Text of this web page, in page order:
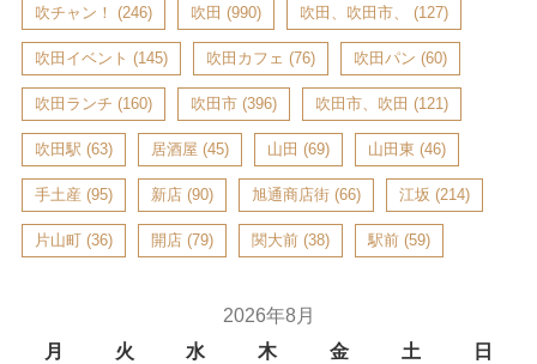
吹チャン！ (246) 吹田 (990) 吹田、吹田市、 (127)
吹田イベント (145) 吹田カフェ (76) 吹田パン (60)
吹田ランチ (160) 吹田市 (396) 吹田市、吹田 (121)
吹田駅 (63) 居酒屋 (45) 山田 (69) 山田東 (46)
手土産 (95) 新店 (90) 旭通商店街 (66) 江坂 (214)
片山町 (36) 開店 (79) 関大前 (38) 駅前 (59)
2026年8月
月
火 水 木 金 土
日